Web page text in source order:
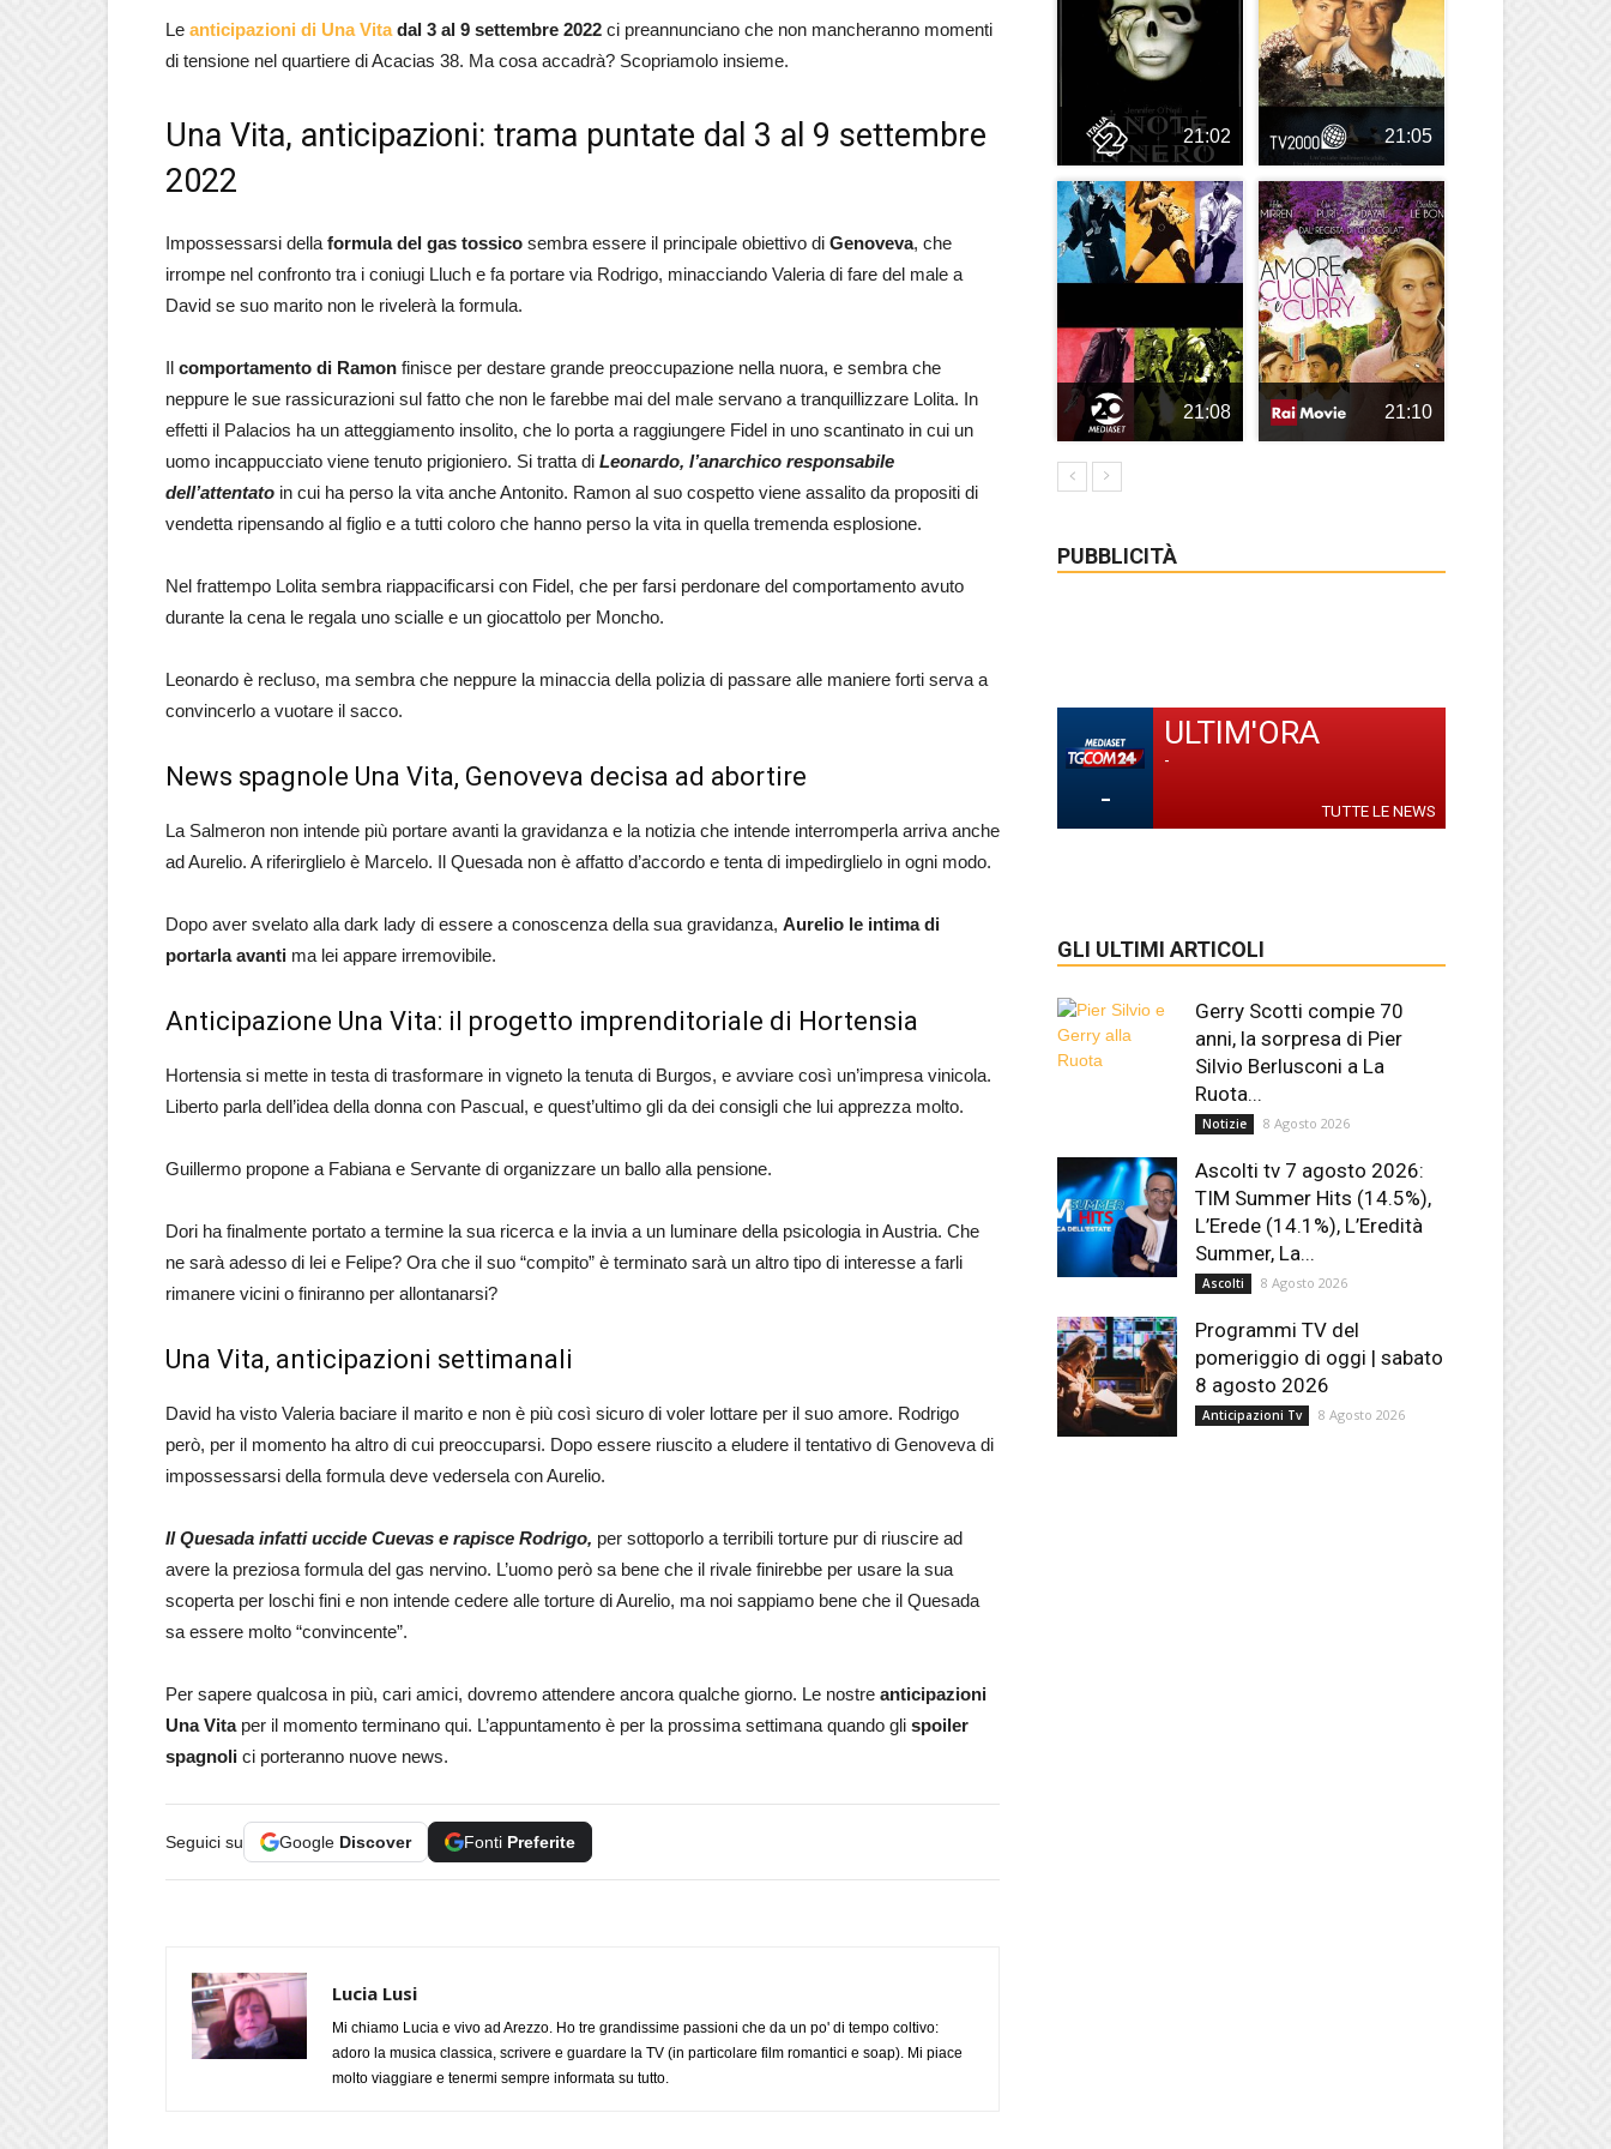
Le anticipazioni di Una Vitadal 3 al 9 settembre 2022 ci preannunciano che non mancheranno momenti
di tensione nel quartiere di Acacias 38. Ma cosa accadrà? Scopriamolo insieme.
Una Vita, anticipazioni: trama puntate dal 3 al 9 settembre
2022
Impossessarsi della formula del gas tossico sembra essere il principale obiettivo di Genoveva, che
irrompe nel confronto tra i coniugi Lluch e fa portare via Rodrigo, minacciando Valeria di fare del male a
David se suo marito non le rivelerà la formula.
Il comportamento di Ramon finisce per destare grande preoccupazione nella nuora, e sembra che
neppure le sue rassicurazioni sul fatto che non le farebbe mai del male servano a tranquillizzare Lolita. In
effetti il Palacios ha un atteggiamento insolito, che lo porta a raggiungere Fidel in uno scantinato in cui un
uomo incappucciato viene tenuto prigioniero. Si tratta di Leonardo, l’anarchico responsabile
dell’attentato in cui ha perso la vita anche Antonito. Ramon al suo cospetto viene assalito da propositi di
vendetta ripensando al figlio e a tutti coloro che hanno perso la vita in quella tremenda esplosione.
Nel frattempo Lolita sembra riappacificarsi con Fidel, che per farsi perdonare del comportamento avuto
durante la cena le regala uno scialle e un giocattolo per Moncho.
Leonardo è recluso, ma sembra che neppure la minaccia della polizia di passare alle maniere forti serva a
convincerlo a vuotare il sacco.
News spagnole Una Vita, Genoveva decisa ad abortire
La Salmeron non intende più portare avanti la gravidanza e la notizia che intende interromperla arriva anche
ad Aurelio. A riferirglielo è Marcelo. Il Quesada non è affatto d’accordo e tenta di impedirglielo in ogni modo.
Dopo aver svelato alla dark lady di essere a conoscenza della sua gravidanza, Aurelio le intima di
portarla avanti ma lei appare irremovibile.
Anticipazione Una Vita: il progetto imprenditoriale di Hortensia
Hortensia si mette in testa di trasformare in vigneto la tenuta di Burgos, e avviare così un’impresa vinicola.
Liberto parla dell’idea della donna con Pascual, e quest’ultimo gli da dei consigli che lui apprezza molto.
Guillermo propone a Fabiana e Servante di organizzare un ballo alla pensione.
Dori ha finalmente portato a termine la sua ricerca e la invia a un luminare della psicologia in Austria. Che
ne sarà adesso di lei e Felipe? Ora che il suo “compito” è terminato sarà un altro tipo di interesse a farli
rimanere vicini o finiranno per allontanarsi?
Una Vita, anticipazioni settimanali
David ha visto Valeria baciare il marito e non è più così sicuro di voler lottare per il suo amore. Rodrigo
però, per il momento ha altro di cui preoccuparsi. Dopo essere riuscito a eludere il tentativo di Genoveva di
impossessarsi della formula deve vedersela con Aurelio.
Il Quesada infatti uccide Cuevas e rapisce Rodrigo, per sottoporlo a terribili torture pur di riuscire ad
avere la preziosa formula del gas nervino. L’uomo però sa bene che il rivale finirebbe per usare la sua
scoperta per loschi fini e non intende cedere alle torture di Aurelio, ma noi sappiamo bene che il Quesada
sa essere molto “convincente”.
Per sapere qualcosa in più, cari amici, dovremo attendere ancora qualche giorno. Le nostre anticipazioni
Una Vitaper il momento terminano qui. L’appuntamento è per la prossima settimana quando gli spoiler
spagnoli ci porteranno nuove news.
Seguici su Google Discover Fonti Preferite
Lucia Lusi
Mi chiamo Lucia e vivo ad Arezzo. Ho tre grandissime passioni che da un po' di tempo coltivo:
adoro la musica classica, scrivere e guardare la TV (in particolare film romantici e soap). Mi piace
molto viaggiare e tenermi sempre informata su tutto.
21:02 21:05
21:08 21:10
PUBBLICITÀ
-
ULTIM'ORA
-
TUTTE LE NEWS
GLI ULTIMI ARTICOLI
Gerry Scotti compie 70
anni, la sorpresa di Pier
Silvio Berlusconi a La
Ruota...
Notizie 8 Agosto 2026
Ascolti tv 7 agosto 2026:
TIM Summer Hits (14.5%),
L’Erede (14.1%), L’Eredità
Summer, La...
Ascolti 8 Agosto 2026
Programmi TV del
pomeriggio di oggi | sabato
8 agosto 2026
Anticipazioni Tv 8 Agosto 2026